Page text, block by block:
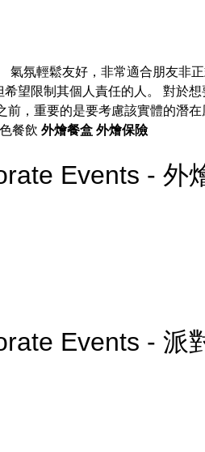
氣氛輕鬆友好，非常適合朋友非
望限制其個人責任的人。 對於
前，重要的是要考慮該實體的潛在
餐飲 外燴餐盒 外燴保險
Events - 外
Events - 派